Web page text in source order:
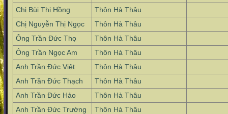
Chị Bùi Thị Hồng
Thôn Hà Thâu
Chị Nguyễn Thị Ngọc
Thôn Hà Thâu
Ông Trần Đức Thọ
Thôn Hà Thâu
Ông Trần Ngọc Am
Thôn Hà Thâu
Anh Trần Đức Việt
Thôn Hà Thâu
Anh Trần Đức Thạch
Thôn Hà Thâu
Anh Trần Đức Hảo
Thôn Hà Thâu
Anh Trần Đức Trường
Thôn Hà Thâu